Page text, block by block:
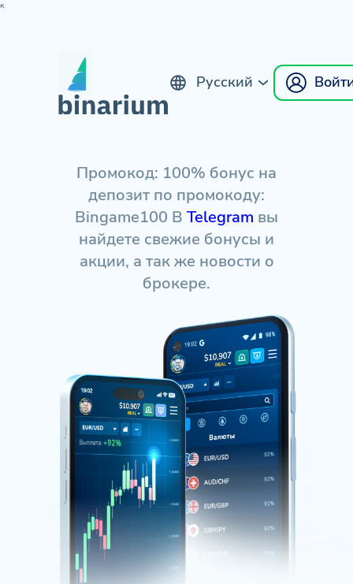
к
Русский
Промокод: 100% бонус на
депозит по промокоду:
Bingame100 В Telegram вы
найдете свежие бонусы и
акции, а так же новости о
брокере.